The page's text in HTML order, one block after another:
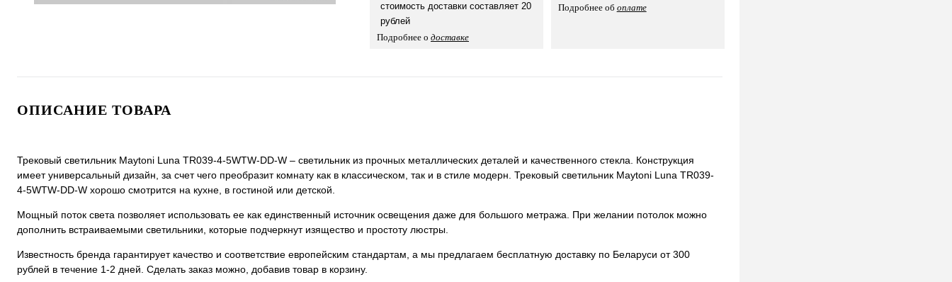
стоимость доставки составляет 20
рублей
Подробнее о доставке
Подробнее об оплате
ОПИСАНИЕ ТОВАРА
Трековый светильник Maytoni Luna TR039-4-5WTW-DD-W – светильник из прочных металлических деталей и качественного стекла. Конструкция
имеет универсальный дизайн, за счет чего преобразит комнату как в классическом, так и в стиле модерн. Трековый светильник Maytoni Luna TR039-
4-5WTW-DD-W хорошо смотрится на кухне, в гостиной или детской.
Мощный поток света позволяет использовать ее как единственный источник освещения даже для большого метража. При желании потолок можно
дополнить встраиваемыми светильники, которые подчеркнут изящество и простоту люстры.
Известность бренда гарантирует качество и соответствие европейским стандартам, а мы предлагаем бесплатную доставку по Беларуси от 300
рублей в течение 1-2 дней. Сделать заказ можно, добавив товар в корзину.